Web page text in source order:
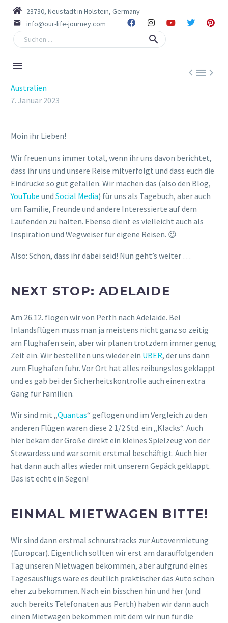
23730, Neustadt in Holstein, Germany
info@our-life-journey.com

Australien
7. Januar 2023
Moin ihr Lieben!
Wir freuen uns immer total, wenn ihr uns davon berichtet,
dass ihr uns und unsere Reise mitverfolgt und dass euch die
Eindrücke so gut gefallen. Wir machen das (also den Blog,
YouTube und Social Media) für uns als Tagebuch, aber auch
um Familie, Freunde und andere Interessierte auf dem
Laufenden zu halten. Ebenso dient es vielleicht auch als
Inspiration und Wegweiser für eigene Reisen. 😉
Also: Schön, dass ihr dabei seid! Nun geht’s weiter …
NEXT STOP: ADELAIDE
Am 26.12. flogen wir von Perth nach Adelaide. Bei
Inlandsflügen muss man ja meistens nicht ganz so zeitig
am Flughafen sein, aber wir planen trotzdem immer genug
Zeit ein. Wir bestellten uns wieder ein UBER, der uns dann
zum Flughafen fuhr. Vor Ort hat alles reibungslos geklappt
und es gab bei der Sicherheitskontrolle auch einen extra
Gang für Familien.
Wir sind mit „Quantas“ geflogen und im Vergleich zu den
anderen Flügen waren diese 2 1/2 Std. ein „Klacks“. Auch
hier bekam der Große direkt ein kleines Spielzeug von der
Stewardess und war somit erstmal beschäftigt. Auch hier
hat dann auch alles wieder mit unserem Gepäck geklappt.
Das ist echt ein Segen!
EINMAL MIETWAGEN BITTE!
Wir sind dann erstmal schnurstracks zur Autovermietung
(Europcar). Eigentlich sollten wir erst am darauffolgenden
Tag unseren Mietwagen bekommen, aber aufgrund eines
Tagesausflugs wäre es deutlich praktischer das Auto schon
eher zu bekommen. Nach ein bisschen hin und her (und
auch bereits Telefonaten aus Perth) haben wir dann auch
einen Mietwagen bekommen mit dem wir nun für die